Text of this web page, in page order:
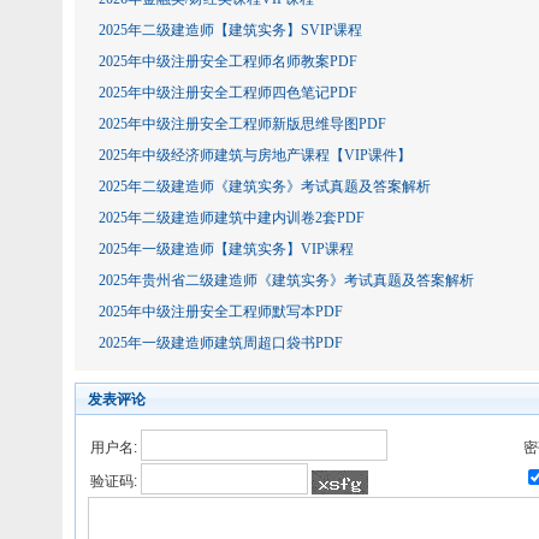
2025年二级建造师【建筑实务】SVIP课程
2025年中级注册安全工程师名师教案PDF
2025年中级注册安全工程师四色笔记PDF
2025年中级注册安全工程师新版思维导图PDF
2025年中级经济师建筑与房地产课程【VIP课件】
2025年二级建造师《建筑实务》考试真题及答案解析
2025年二级建造师建筑中建内训卷2套PDF
2025年一级建造师【建筑实务】VIP课程
2025年贵州省二级建造师《建筑实务》考试真题及答案解析
2025年中级注册安全工程师默写本PDF
2025年一级建造师建筑周超口袋书PDF
发表评论
用户名:
验证码: